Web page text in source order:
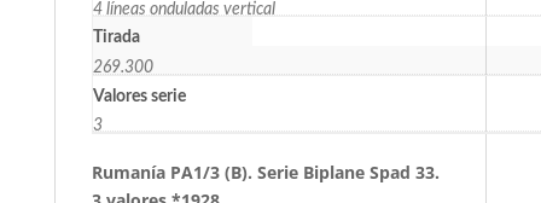
4 líneas onduladas vertical
Tirada
269.300
Valores serie
3
Rumanía PA1/3 (B). Serie Biplane Spad 33.